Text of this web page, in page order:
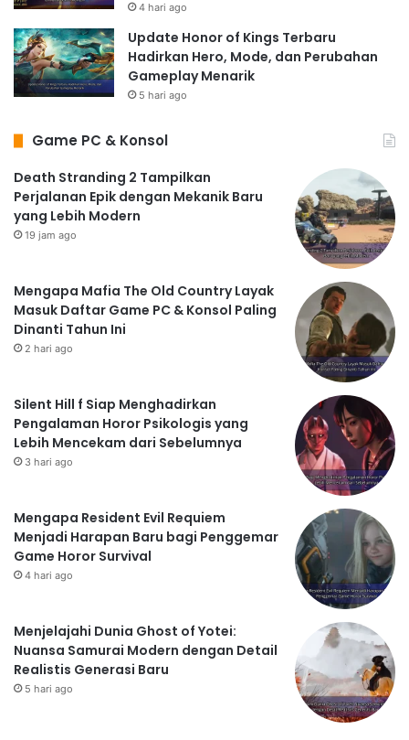
4 hari ago
Update Honor of Kings Terbaru
Hadirkan Hero, Mode, dan Perubahan
Gameplay Menarik
5 hari ago
Game PC & Konsol
Death Stranding 2 Tampilkan
Perjalanan Epik dengan Mekanik Baru
yang Lebih Modern
19 jam ago
Mengapa Mafia The Old Country Layak
Masuk Daftar Game PC & Konsol Paling
Dinanti Tahun Ini
2 hari ago
Silent Hill f Siap Menghadirkan
Pengalaman Horor Psikologis yang
Lebih Mencekam dari Sebelumnya
3 hari ago
Mengapa Resident Evil Requiem
Menjadi Harapan Baru bagi Penggemar
Game Horor Survival
4 hari ago
Menjelajahi Dunia Ghost of Yotei:
Nuansa Samurai Modern dengan Detail
Realistis Generasi Baru
5 hari ago